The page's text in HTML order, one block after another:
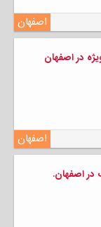
اصفهان
در اصفهان
اصفهان
در اصفهان.